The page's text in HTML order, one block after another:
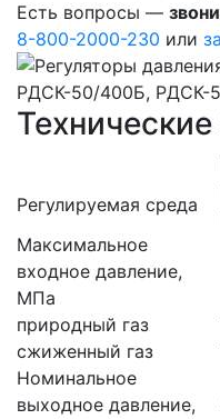
Есть вопросы —
8-800-2000-230 или
Регулируемая среда
Максимальное
входное давление,
МПа
природный газ
сжиженный газ
Номинальное
выходное давление,